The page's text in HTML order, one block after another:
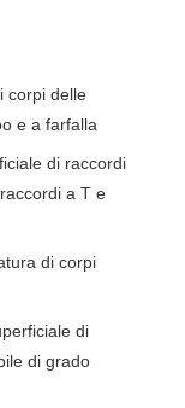
corpi delle
e a farfalla
di raccordi
a T e
di corpi
di
di grado